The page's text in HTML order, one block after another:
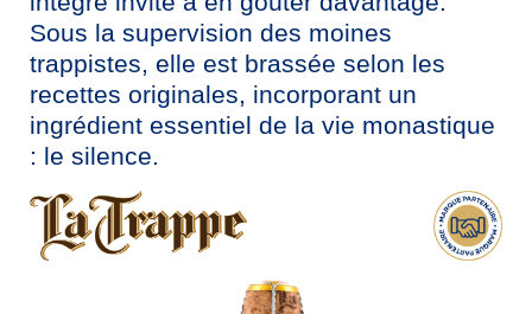
Sous la supervision des moines
trappistes, elle est brassée selon les
recettes originales, incorporant un
ingrédient essentiel de la vie monastique
: le silence.